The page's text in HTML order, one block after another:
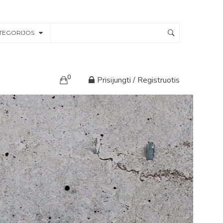
0 Prisijungti / Registruotis